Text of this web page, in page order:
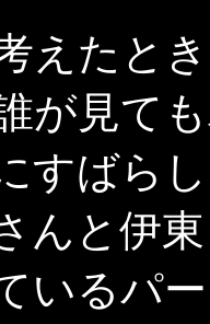
えたと
が見て
すばら
んと伊
いるパ